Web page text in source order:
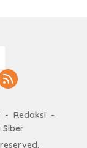
Redaksi
Siber